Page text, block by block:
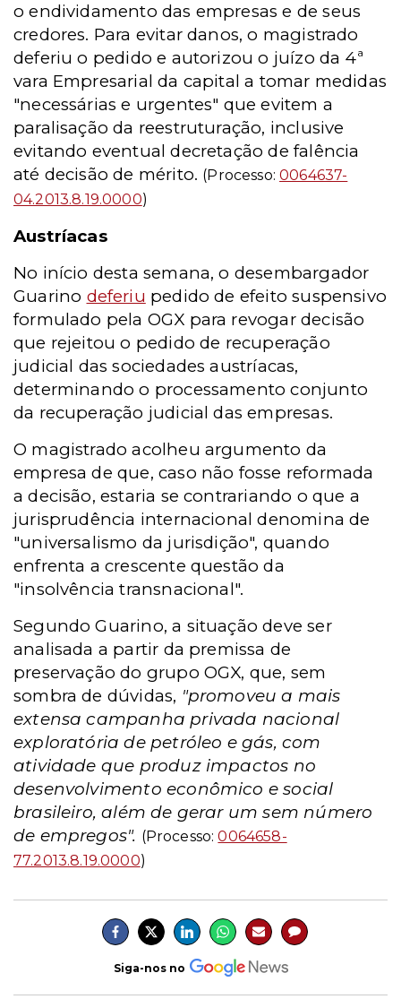
o endividamento das empresas e de seus
credores. Para evitar danos, o magistrado
deferiu o pedido e autorizou o juízo da 4ª
vara Empresarial da capital a tomar medidas
"necessárias e urgentes" que evitem a
paralisação da reestruturação, inclusive
evitando eventual decretação de falência
até decisão de mérito. (Processo:0064637-
04.2013.8.19.0000)
Austríacas
No início desta semana, o desembargador
Guarino deferiu pedido de efeito suspensivo
formulado pela OGX para revogar decisão
que rejeitou o pedido de recuperação
judicial das sociedades austríacas,
determinando o processamento conjunto
da recuperação judicial das empresas.
O magistrado acolheu argumento da
empresa de que, caso não fosse reformada
a decisão, estaria se contrariando o que a
jurisprudência internacional denomina de
"universalismo da jurisdição", quando
enfrenta a crescente questão da
"insolvência transnacional".
Segundo Guarino, a situação deve ser
analisada a partir da premissa de
preservação do grupo OGX, que, sem
sombra de dúvidas, "promoveu a mais
extensa campanha privada nacional
exploratória de petróleo e gás, com
atividade que produz impactos no
desenvolvimento econômico e social
brasileiro, além de gerar um sem número
de empregos". (Processo:0064658-
77.2013.8.19.0000)
Siga-nos no